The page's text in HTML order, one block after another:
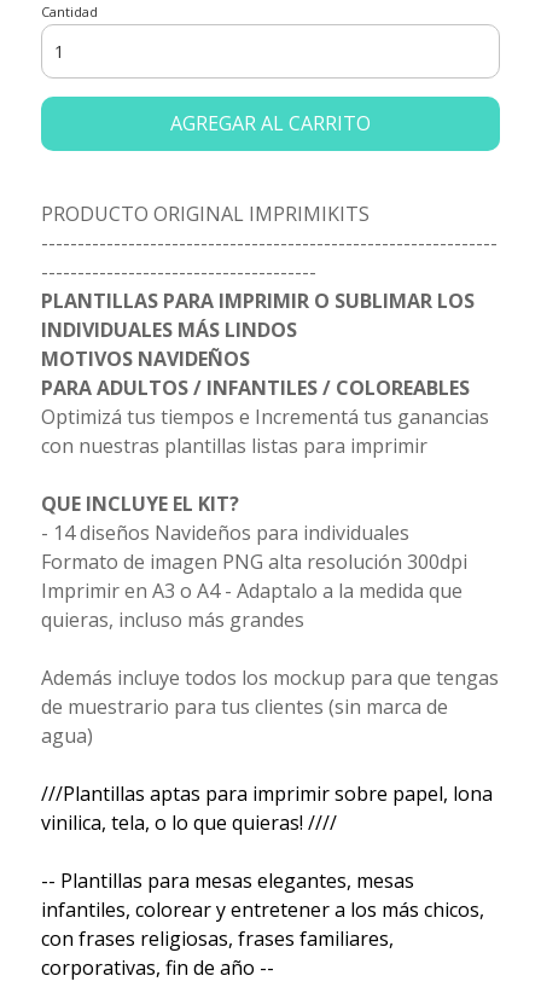
Cantidad
AGREGAR AL CARRITO
PRODUCTO ORIGINAL IMPRIMIKITS
---------------------------------------------------------------
--------------------------------------
PLANTILLAS PARA IMPRIMIR O SUBLIMAR LOS
INDIVIDUALES MÁS LINDOS
MOTIVOS NAVIDEÑOS
PARA ADULTOS / INFANTILES / COLOREABLES
Optimizá tus tiempos e Incrementá tus ganancias
con nuestras plantillas listas para imprimir
QUE INCLUYE EL KIT?
- 14 diseños Navideños para individuales
Formato de imagen PNG alta resolución 300dpi
Imprimir en A3 o A4 - Adaptalo a la medida que
quieras, incluso más grandes
Además incluye todos los mockup para que tengas
de muestrario para tus clientes (sin marca de
agua)
///Plantillas aptas para imprimir sobre papel, lona
vinilica, tela, o lo que quieras! ////
-- Plantillas para mesas elegantes, mesas
infantiles, colorear y entretener a los más chicos,
con frases religiosas, frases familiares,
corporativas, fin de año --